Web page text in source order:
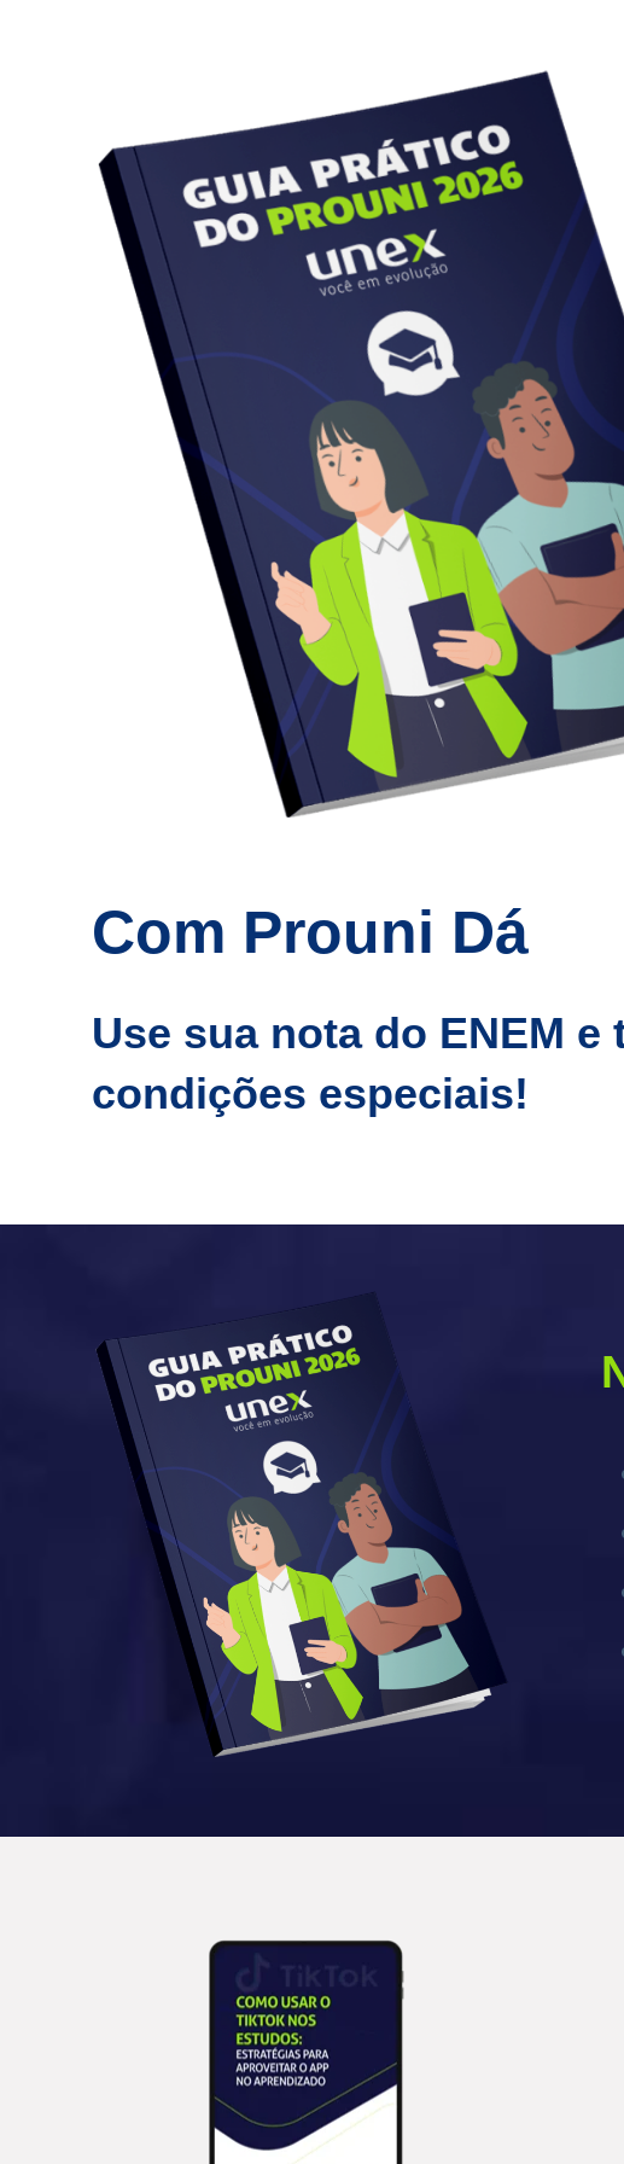
Com Prouni Dá
Use sua nota do ENEM e
condições especiais!